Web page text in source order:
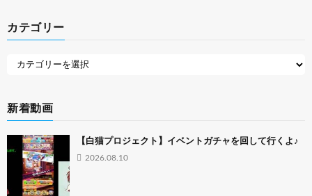
カテゴリー
新着動画
【白猫プロジェクト】イベントガチャを回して行くよ♪
2026.08.10